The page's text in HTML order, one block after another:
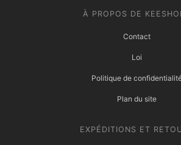
À PROPOS DE
Contact
Loi
Politique de
Plan du site
EXPÉDITIONS ET